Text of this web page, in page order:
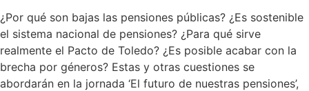
¿Por qué son bajas las pensiones públicas? ¿Es sostenible
el sistema nacional de pensiones? ¿Para qué sirve
realmente el Pacto de Toledo? ¿Es posible acabar con la
brecha por géneros? Estas y otras cuestiones se
abordarán en la jornada ‘El futuro de nuestras pensiones’,